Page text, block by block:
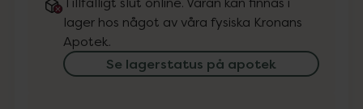
lager hos något av våra fysiska Kronans
Apotek.
Se lagerstatus på apotek